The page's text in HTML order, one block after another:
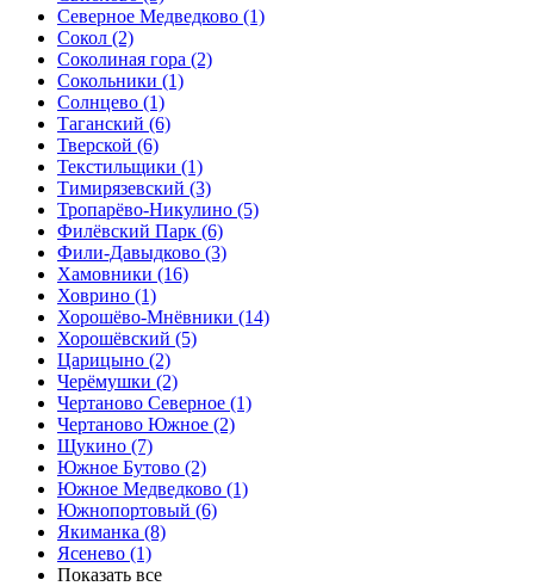
Северное Медведково (1)
Сокол (2)
Соколиная гора (2)
Сокольники (1)
Солнцево (1)
Таганский (6)
Тверской (6)
Текстильщики (1)
Тимирязевский (3)
Тропарёво-Никулино (5)
Филёвский Парк (6)
Фили-Давыдково (3)
Хамовники (16)
Ховрино (1)
Хорошёво-Мнёвники (14)
Хорошёвский (5)
Царицыно (2)
Черёмушки (2)
Чертаново Северное (1)
Чертаново Южное (2)
Щукино (7)
Южное Бутово (2)
Южное Медведково (1)
Южнопортовый (6)
Якиманка (8)
Ясенево (1)
Показать все